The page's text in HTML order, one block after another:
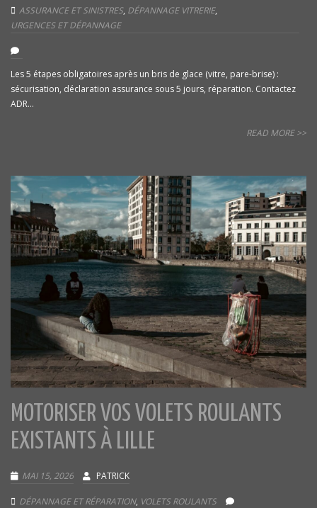
ASSURANCE ET SINISTRES, DÉPANNAGE VITRERIE,
URGENCES ET DÉPANNAGE
Les 5 étapes obligatoires après un bris de glace (vitre, pare-brise) :
sécurisation, déclaration assurance sous 5 jours, réparation. Contactez
ADR...
READ MORE >>
MOTORISER VOS VOLETS ROULANTS
EXISTANTS À LILLE
MAI 15, 2026 PATRICK
DÉPANNAGE ET RÉPARATION, VOLETS ROULANTS